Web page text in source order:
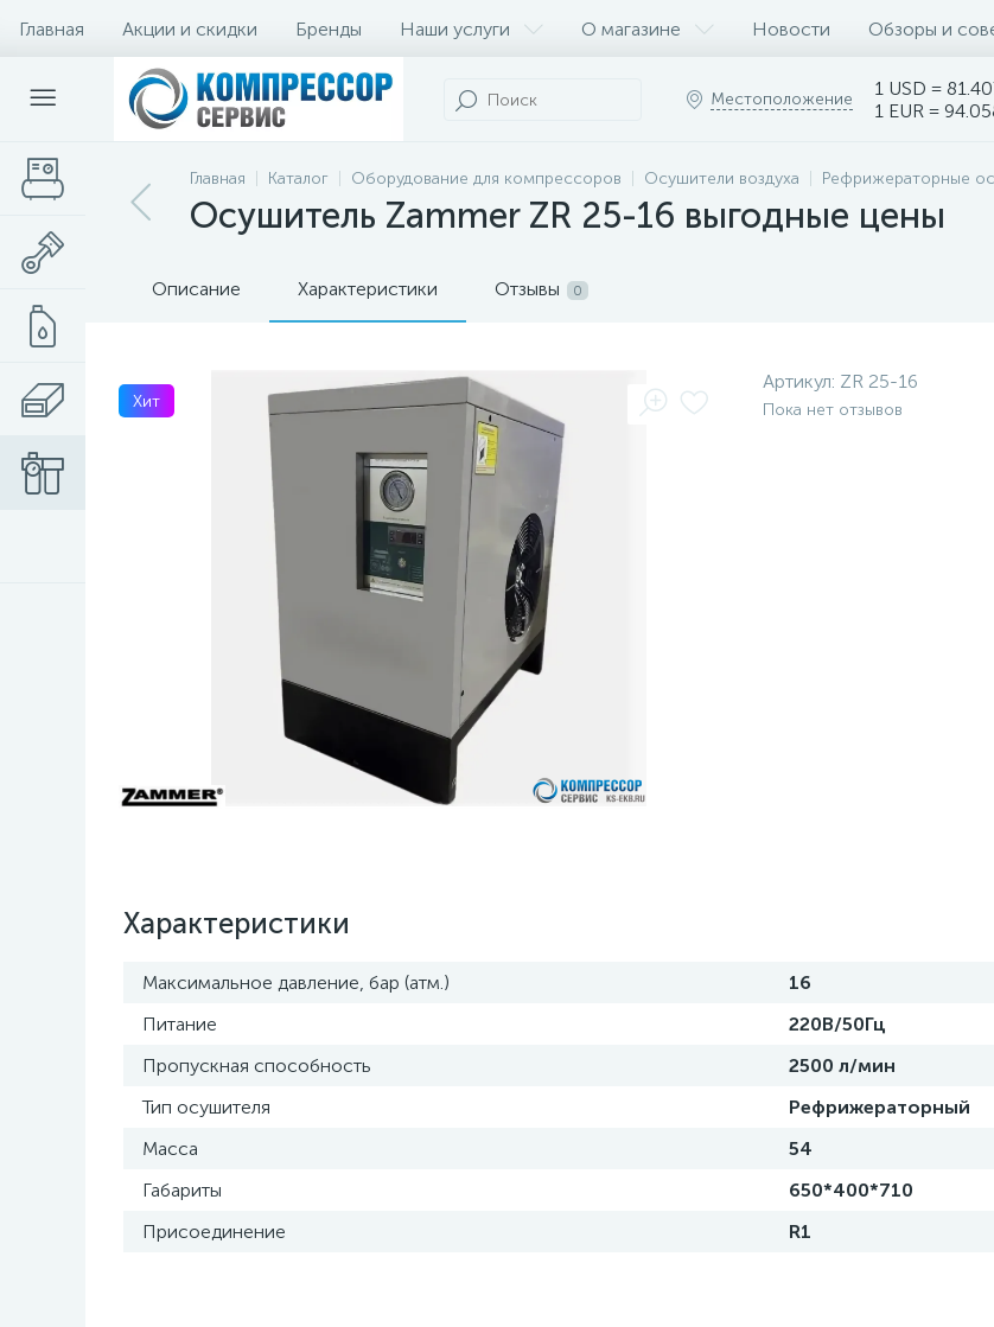
Главная Акции и скидки Бренды Наши услуги О магазине Новости Обзоры и
Местоположение
1 USD =
1 EUR =
Главная Каталог Оборудование для компрессоров Осушители воздуха Рефрижераторные
Осушитель Zammer ZR 25-16 выгодные цены
Описание Характеристики Отзывы 0
Хит
Артикул: ZR 25-16
Пока нет отзывов
Характеристики
Максимальное давление, бар (атм.)
16
Питание
220В/50Гц
Пропускная способность
2500 л/мин
Тип осушителя
Рефрижераторный
Масса
54
Габариты
650*400*710
Присоединение
R1